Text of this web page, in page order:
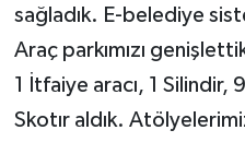
sağladık. E-belediye
Araç parkımızı
1 İtfaiye aracı, 1 Silindir,
Skotır aldık.